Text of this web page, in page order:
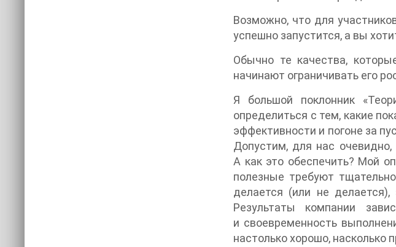
Возможно, что для
успешно запустится, а вы
Обычно те качества,
начинают ограничивать его
Я большой поклонник
определиться с тем, какие
эффективности и погоне за
Допустим, для нас
А как это обеспечить? Мой
полезные требуют
делается (или не делается),
Результаты компании
и своевременность
настолько хорошо, насколько